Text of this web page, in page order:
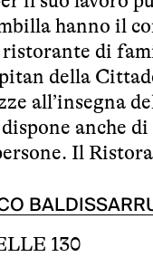
hanno il
di
della
all’insegna
anche
Il
130